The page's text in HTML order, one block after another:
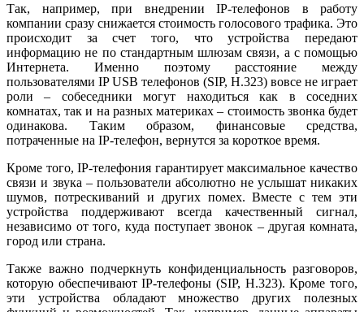
Так, например, при внедрении IP­-телефонов в работу
компании сразу снижается стоимость голосового трафика. Это
происходит за счет того, что устройства передают
информацию не по стандартным шлюзам связи, а с помощью
Интернета. Именно поэтому расстояние между
пользователями IP USB телефонов (SIP, H.323) вовсе не играет
роли – собеседники могут находиться как в соседних
комнатах, так и на разных материках – стоимость звонка будет
одинакова. Таким образом, финансовые средства,
потраченные на IP-телефон, вернутся за короткое время.
Кроме того, IP-телефония гарантирует максимальное качество
связи и звука – пользователи абсолютно не услышат никаких
шумов, потрескиваний и других помех. Вместе с тем эти
устройства поддерживают всегда качественный сигнал,
независимо от того, куда поступает звонок – другая комната,
город или страна.
Также важно подчеркнуть конфиденциальность разговоров,
которую обеспечивают IP-телефоны (SIP, H.323). Кроме того,
эти устройства обладают множество других полезных